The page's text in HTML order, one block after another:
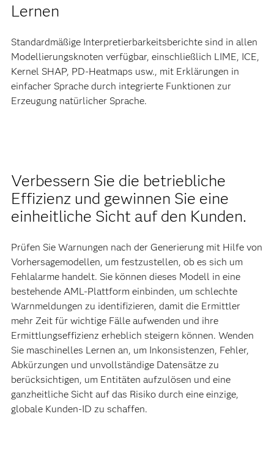
Lernen
Standardmäßige Interpretierbarkeitsberichte sind in allen
Modellierungsknoten verfügbar, einschließlich LIME, ICE,
Kernel SHAP, PD-Heatmaps usw., mit Erklärungen in
einfacher Sprache durch integrierte Funktionen zur
Erzeugung natürlicher Sprache.
Verbessern Sie die betriebliche
Effizienz und gewinnen Sie eine
einheitliche Sicht auf den Kunden.
Prüfen Sie Warnungen nach der Generierung mit Hilfe von
Vorhersagemodellen, um festzustellen, ob es sich um
Fehlalarme handelt. Sie können dieses Modell in eine
bestehende AML-Plattform einbinden, um schlechte
Warnmeldungen zu identifizieren, damit die Ermittler
mehr Zeit für wichtige Fälle aufwenden und ihre
Ermittlungseffizienz erheblich steigern können. Wenden
Sie maschinelles Lernen an, um Inkonsistenzen, Fehler,
Abkürzungen und unvollständige Datensätze zu
berücksichtigen, um Entitäten aufzulösen und eine
ganzheitliche Sicht auf das Risiko durch eine einzige,
globale Kunden-ID zu schaffen.